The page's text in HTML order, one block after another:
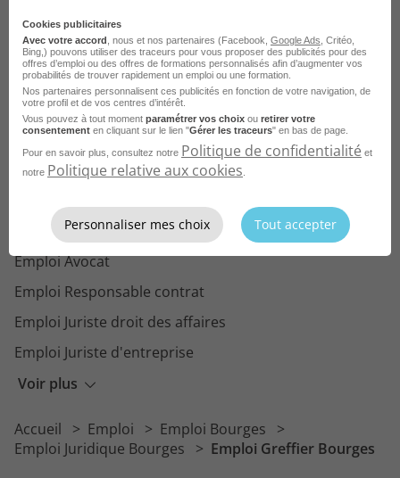
Parcourez les offres d'emploi par
métier dansle domaine Juridique
Voir plus
Emploi Assistant juridique
Emploi Juriste
Emploi Juriste droit des sociétés
Emploi Juriste droit social
Emploi Avocat
Emploi Responsable contrat
Emploi Juriste droit des affaires
Emploi Juriste d'entreprise
Emploi Greffier
Emploi Mandataire judiciaire
Accueil Emploi
Emploi Bourges
Emploi Juridique Bourges
Emploi Greffier Bourges
Cookies publicitaires
Avec votre accord , nous et nos partenaires (Facebook, Google Ads , Critéo,
Bing,) pouvons utiliser des traceurs pour vous proposer des publicités pour des
offres d’emploi ou des offres de formations personnalisés afin d’augmenter vos
probabilités de trouver rapidement un emploi ou une formation.
Nos partenaires personnalisent ces publicités en fonction de votre navigation, de
votre profil et de vos centres d’intérêt.
Vous pouvez à tout moment paramétrer vos choix ou retirer votre
consentement en cliquant sur le lien "Gérer les traceurs" en bas de page.
Pour en savoir plus, consultez notre Politique de confidentialité et
notre Politique relative aux cookies
Personnaliser mes choix Tout accepter